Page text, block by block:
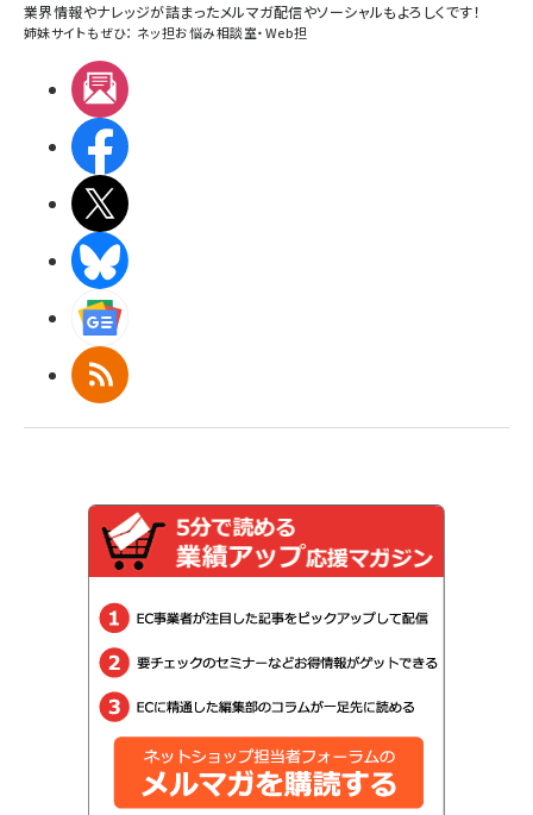
業界情報やナレッジが詰まったメルマガ配信やソーシャルもよろしくです！
姉妹サイトもぜひ： ネッ担お悩み相談室・Web担
RSS